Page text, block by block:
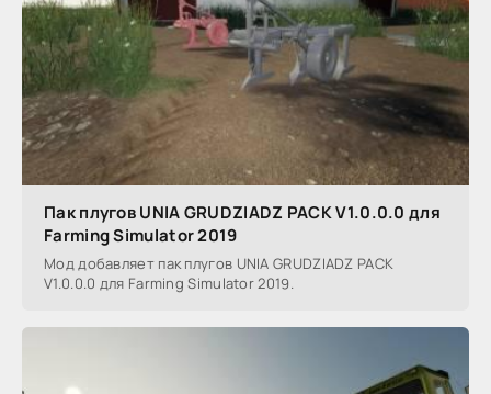
Пак плугов UNIA GRUDZIADZ PACK V1.0.0.0 для
Farming Simulator 2019
Мод добавляет пак плугов UNIA GRUDZIADZ PACK
V1.0.0.0 для Farming Simulator 2019.